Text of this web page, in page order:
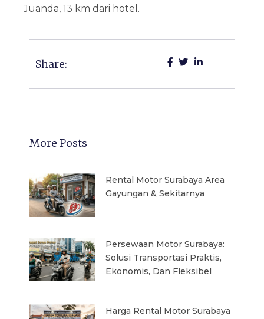
Juanda, 13 km dari hotel.
Share:
More Posts
Rental Motor Surabaya Area
Gayungan & Sekitarnya
Persewaan Motor Surabaya:
Solusi Transportasi Praktis,
Ekonomis, Dan Fleksibel
Harga Rental Motor Surabaya